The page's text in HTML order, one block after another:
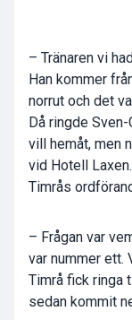
– Tränaren vi
Han kommer
norrut och det
Då ringde
vill hemåt, men
vid Hotell
Timrås
– Frågan var
var nummer ett.
Timrå fick ringa
sedan kommit